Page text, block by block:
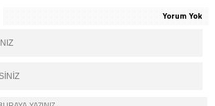
Yorum Yok